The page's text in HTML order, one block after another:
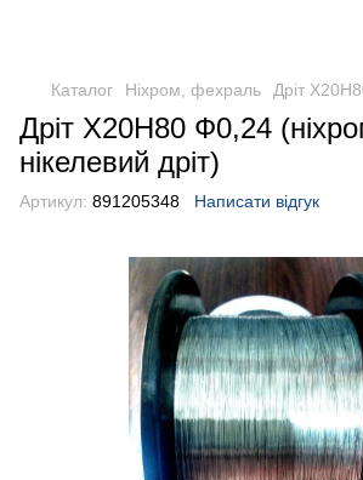
Каталог Ніхром, фехраль Дріт
Дріт Х20Н80 Ф0,24
нікелевий дріт)
Артикул: 891205348 Написати відгук